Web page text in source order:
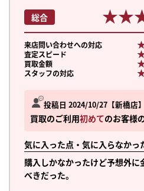
投稿日 2024/10/27 新橋店
買取のご利用初めてのお客様
気に入った点・気に入らなかっ
購入しかなかったけど予想外
べきだった。
総合
来店問い合わせへの対応
査定スピード
買取金額
スタッフの対応